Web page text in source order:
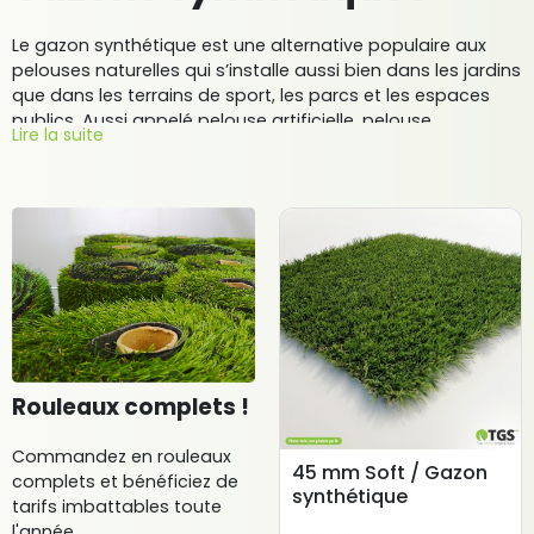
Le gazon synthétique est une alternative populaire aux
pelouses naturelles qui s’installe aussi bien dans les jardins
que dans les terrains de sport, les parcs et les espaces
publics. Aussi appelé pelouse artificielle, pelouse
synthétique ou gazon artificiel, le gazon synthétique est un
Souvent utilisé pour les tours de piscine, l’aménagement
des jardins ou pour les terrasses, le gazon synthétique
peut également être utilisé pour des surfaces telles que
les toits-terrasses ou les terrains de sport en raison de sa
durabilité et de son faible coût d’entretien.
En optant pour ce revêtement de sol, vous pourrez
bénéficier de ses nombreux avantages. En effet, le gazon
artificiel ne nécessite aucun arrosage ni tonte régulière, ce
qui permet de réduire considérablement votre
consommation d’eau ainsi que les coûts liés à son
entretien. Ensuite, il ne nécessite pas non plus l’utilisation
Lire la suite
Rouleaux complets !
Commandez en rouleaux
complets et bénéficiez de
tarifs imbattables toute
45 mm Soft / Gazon
synthétique